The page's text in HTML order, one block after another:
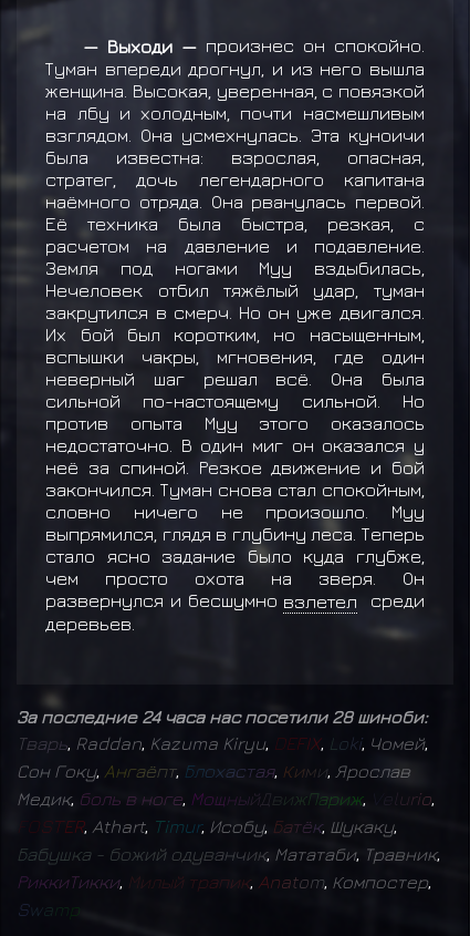
— Выходи —произнес он спокойно.
Туман впереди дрогнул, и из него вышла
женщина. Высокая, уверенная, с повязкой
на лбу и холодным, почти насмешливым
взглядом. Она усмехнулась. Эта куноичи
была известна: взрослая, опасная,
стратег, дочь легендарного капитана
наёмного отряда. Она рванулась первой.
Её техника была быстра, резкая, с
расчетом на давление и подавление.
Земля под ногами Муу вздыбилась,
Нечеловек отбил тяжёлый удар, туман
закрутился в смерч. Но он уже двигался.
Их бой был коротким, но насыщенным,
вспышки чакры, мгновения, где один
неверный шаг решал всё. Она была
сильной по-настоящему сильной. Но
против опыта Муу этого оказалось
недостаточно. В один миг он оказался у
неё за спиной. Резкое движение и бой
закончился. Туман снова стал спокойным,
словно ничего не произошло. Муу
выпрямился, глядя в глубину леса. Теперь
стало ясно задание было куда глубже,
чем просто охота на зверя. Он
развернулся и бесшумно взлетел среди
деревьев.
За последние 24 часа нас посетили 28 шиноби:
Тварь Raddan Kazuma Kiryu, DEFIX, L oki, Чомей,
Сон Гоку, Ангаёпт, Блохастая, Кими Ярослав
Медик, боль в ноге Мощный ижПариж, urio
OSTER, Athart, Timur, Исобу, Батёк, Шукаку,
Бабушка - божий одуванчик, Мататаби, Травник,
РиккиТикки, Милый трапик, Anatom Компостер,
Sw a m p